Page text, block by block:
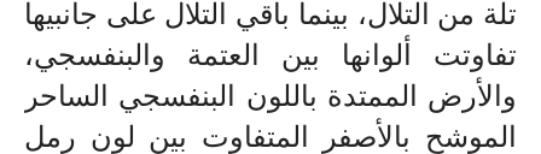
تلة من التلال، بينما باقي التلال على جانبيها
تفاوتت ألوانها بين العتمة والبنفسجي،
والأرض الممتدة باللون البنفسجي الساحر
الموشح بالأصفر المتفاوت بين لون رمل